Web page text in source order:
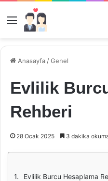
Menü
Anasayfa /Genel
Evlilik
Rehberi
28 Ocak 2025 3 dakika
Evlilik Burcu Hesaplama